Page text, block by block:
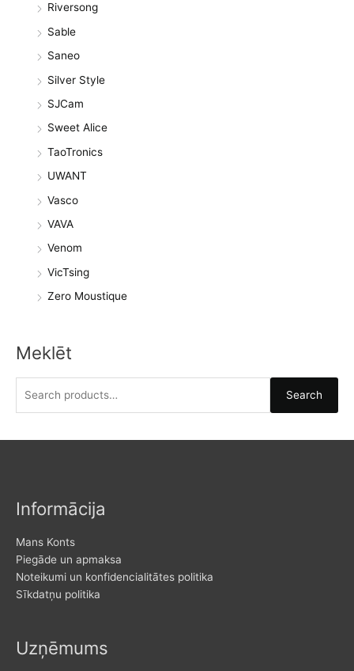
Riversong
Sable
Saneo
Silver Style
SJCam
Sweet Alice
TaoTronics
UWANT
Vasco
VAVA
Venom
VicTsing
Zero Moustique
Meklēt
f
o
r
:
Search
Informācija
Mans Konts
Piegāde un apmaksa
Noteikumi un konfidencialitātes politika
Sīkdatņu politika
Uzņēmums